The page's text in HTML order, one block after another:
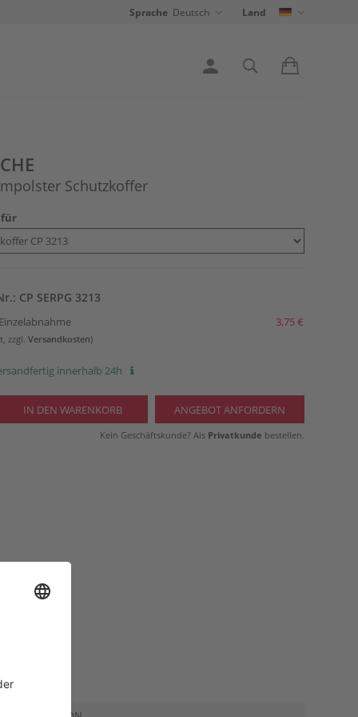
Sprache Deutsch Land
Schutzkoffer
für
CP SERPG 3213
3,75 €
zzgl.Versandkosten)
innerhalb 24h
Kein Geschäftskunde? Als Privatkunde bestellen.